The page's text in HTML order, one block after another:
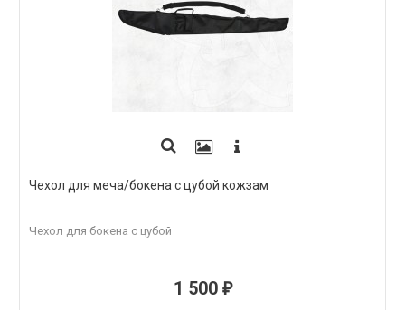
Чехол для меча/бокена с цубой кожзам
Чехол для бокена с цубой
1 500 ₽